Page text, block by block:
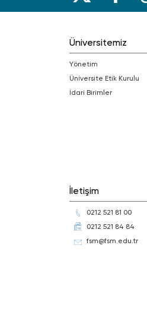
Üniversitemiz
Yönetim
Üniversite Etik Kurulu
İdari Birimler
İletişim
0212 521 81 00
0212 521 84 84
fsm@fsm.edu.tr